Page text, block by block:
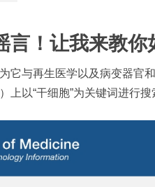
言！让我来教你
它与再生医学以及病变器官
上以“干细胞”为关键词进行